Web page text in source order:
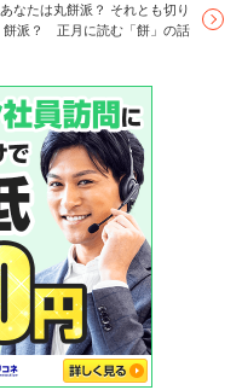
あなたは丸餅派？ それとも切り
餅派？ 正月に読む「餅」の話